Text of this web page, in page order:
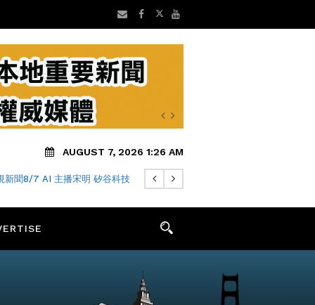
AUGUST 7, 2026 1:26 AM
新聞8/7 AI 主播宋明 矽谷科技